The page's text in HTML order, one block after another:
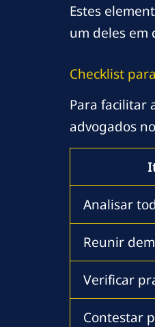
Estes
um deles em
Checklist
Para facilitar
advogados
Analisar
Reunir
Verificar
Contestar